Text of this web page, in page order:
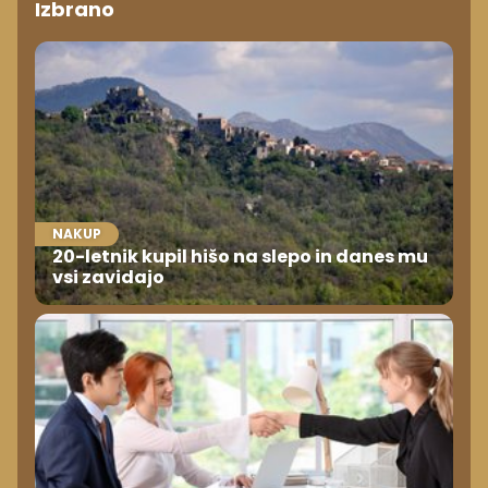
Izbrano
NAKUP
20-letnik kupil hišo na slepo in danes mu
vsi zavidajo